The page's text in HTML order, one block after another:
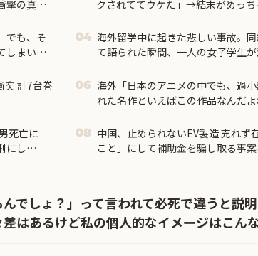
撃の真相
クされててウケた」→結末がめっ
でも、そ
しまい…
04 海外留学中に起きた悲しい事故。
て語られた瞬間、一人の女子学生
突 計7台巻
06 海外「日本のアニメの中でも、過
れた名作といえばこの作品なんだ
死亡に
にし
08 中国、止められないEV製造 売れず
こと」にして補助金を騙し取る事
でしょ？」って言われて必死で違うと説
はあるけど私の個人的なイメージはこん